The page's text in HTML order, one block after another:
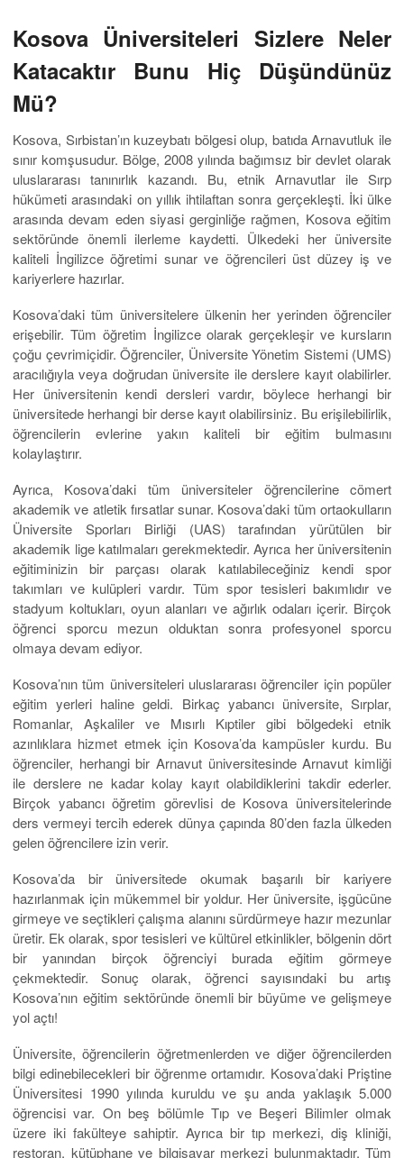
Kosova Üniversiteleri Sizlere Neler
Katacaktır Bunu Hiç Düşündünüz
Mü?
Kosova, Sırbistan’ın kuzeybatı bölgesi olup, batıda Arnavutluk ile
sınır komşusudur. Bölge, 2008 yılında bağımsız bir devlet olarak
uluslararası tanınırlık kazandı. Bu, etnik Arnavutlar ile Sırp
hükümeti arasındaki on yıllık ihtilaftan sonra gerçekleşti. İki ülke
arasında devam eden siyasi gerginliğe rağmen, Kosova eğitim
sektöründe önemli ilerleme kaydetti. Ülkedeki her üniversite
kaliteli İngilizce öğretimi sunar ve öğrencileri üst düzey iş ve
kariyerlere hazırlar.
Kosova’daki tüm üniversitelere ülkenin her yerinden öğrenciler
erişebilir. Tüm öğretim İngilizce olarak gerçekleşir ve kursların
çoğu çevrimiçidir. Öğrenciler, Üniversite Yönetim Sistemi (UMS)
aracılığıyla veya doğrudan üniversite ile derslere kayıt olabilirler.
Her üniversitenin kendi dersleri vardır, böylece herhangi bir
üniversitede herhangi bir derse kayıt olabilirsiniz. Bu erişilebilirlik,
öğrencilerin evlerine yakın kaliteli bir eğitim bulmasını
kolaylaştırır.
Ayrıca, Kosova’daki tüm üniversiteler öğrencilerine cömert
akademik ve atletik fırsatlar sunar. Kosova’daki tüm ortaokulların
Üniversite Sporları Birliği (UAS) tarafından yürütülen bir
akademik lige katılmaları gerekmektedir. Ayrıca her üniversitenin
eğitiminizin bir parçası olarak katılabileceğiniz kendi spor
takımları ve kulüpleri vardır. Tüm spor tesisleri bakımlıdır ve
stadyum koltukları, oyun alanları ve ağırlık odaları içerir. Birçok
öğrenci sporcu mezun olduktan sonra profesyonel sporcu
olmaya devam ediyor.
Kosova’nın tüm üniversiteleri uluslararası öğrenciler için popüler
eğitim yerleri haline geldi. Birkaç yabancı üniversite, Sırplar,
Romanlar, Aşkaliler ve Mısırlı Kıptiler gibi bölgedeki etnik
azınlıklara hizmet etmek için Kosova’da kampüsler kurdu. Bu
öğrenciler, herhangi bir Arnavut üniversitesinde Arnavut kimliği
ile derslere ne kadar kolay kayıt olabildiklerini takdir ederler.
Birçok yabancı öğretim görevlisi de Kosova üniversitelerinde
ders vermeyi tercih ederek dünya çapında 80’den fazla ülkeden
gelen öğrencilere izin verir.
Kosova’da bir üniversitede okumak başarılı bir kariyere
hazırlanmak için mükemmel bir yoldur. Her üniversite, işgücüne
girmeye ve seçtikleri çalışma alanını sürdürmeye hazır mezunlar
üretir. Ek olarak, spor tesisleri ve kültürel etkinlikler, bölgenin dört
bir yanından birçok öğrenciyi burada eğitim görmeye
çekmektedir. Sonuç olarak, öğrenci sayısındaki bu artış
Kosova’nın eğitim sektöründe önemli bir büyüme ve gelişmeye
yol açtı!
Üniversite, öğrencilerin öğretmenlerden ve diğer öğrencilerden
bilgi edinebilecekleri bir öğrenme ortamıdır. Kosova’daki Priştine
Üniversitesi 1990 yılında kuruldu ve şu anda yaklaşık 5.000
öğrencisi var. On beş bölümle Tıp ve Beşeri Bilimler olmak
üzere iki fakülteye sahiptir. Ayrıca bir tıp merkezi, diş kliniği,
restoran, kütüphane ve bilgisayar merkezi bulunmaktadır. Tüm